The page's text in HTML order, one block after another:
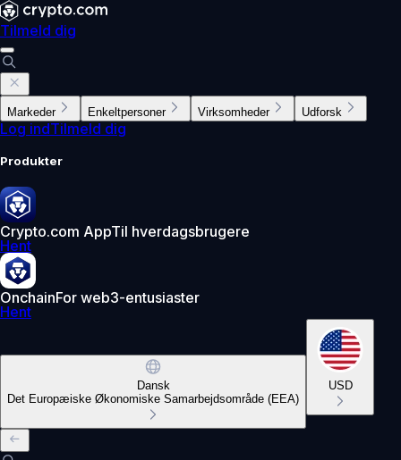
Tilmeld dig
Markeder Enkeltpersoner Virksomheder Udforsk
Log indTilmeld dig
Produkter
Crypto.com AppTil hverdagsbrugere
Hent
OnchainFor web3-entusiaster
Hent
Dansk
Det Europæiske Økonomiske Samarbejdsområde (EEA)
USD